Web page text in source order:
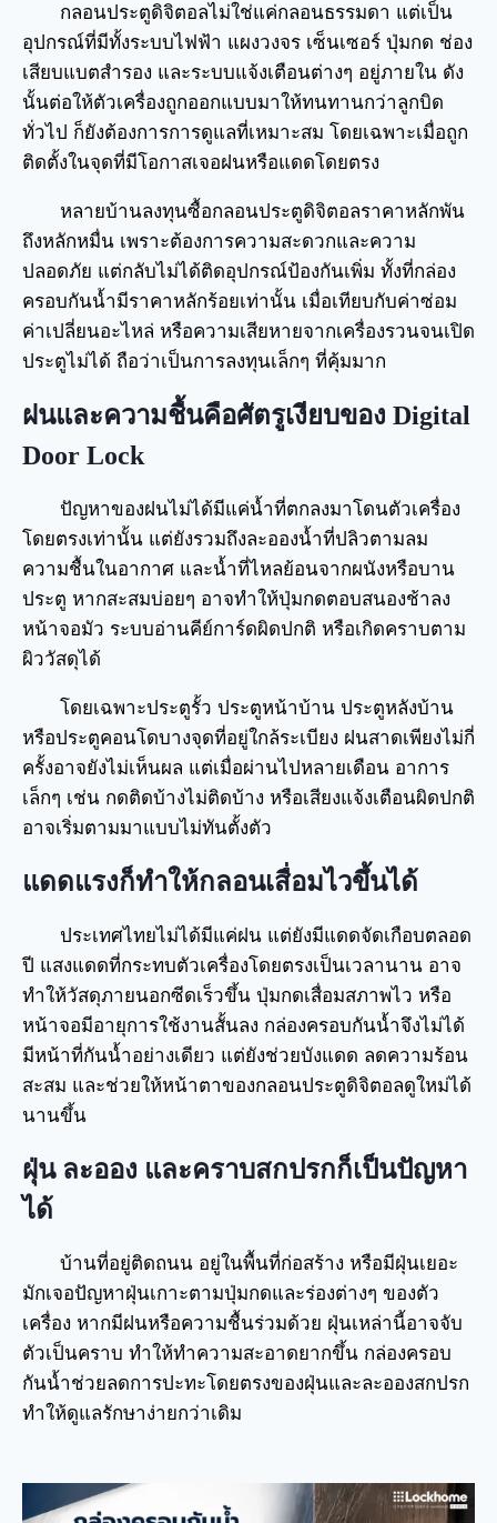
กลอนประตูดิจิตอลไม่ใช่แค่กลอนธรรมดา แต่เป็น
อุปกรณ์ที่มีทั้งระบบไฟฟ้า แผงวงจร เซ็นเซอร์ ปุ่มกด ช่อง
เสียบแบตสำรอง และระบบแจ้งเตือนต่างๆ อยู่ภายใน ดัง
นั้นต่อให้ตัวเครื่องถูกออกแบบมาให้ทนทานกว่าลูกบิด
ทั่วไป ก็ยังต้องการการดูแลที่เหมาะสม โดยเฉพาะเมื่อถูก
ติดตั้งในจุดที่มีโอกาสเจอฝนหรือแดดโดยตรง
หลายบ้านลงทุนซื้อกลอนประตูดิจิตอลราคาหลักพัน
ถึงหลักหมื่น เพราะต้องการความสะดวกและความ
ปลอดภัย แต่กลับไม่ได้ติดอุปกรณ์ป้องกันเพิ่ม ทั้งที่กล่อง
ครอบกันน้ำมีราคาหลักร้อยเท่านั้น เมื่อเทียบกับค่าซ่อม
ค่าเปลี่ยนอะไหล่ หรือความเสียหายจากเครื่องรวนจนเปิด
ประตูไม่ได้ ถือว่าเป็นการลงทุนเล็กๆ ที่คุ้มมาก
ฝนและความชื้นคือศัตรูเงียบของ Digital
Door Lock
ปัญหาของฝนไม่ได้มีแค่น้ำที่ตกลงมาโดนตัวเครื่อง
โดยตรงเท่านั้น แต่ยังรวมถึงละอองน้ำที่ปลิวตามลม
ความชื้นในอากาศ และน้ำที่ไหลย้อนจากผนังหรือบาน
ประตู หากสะสมบ่อยๆ อาจทำให้ปุ่มกดตอบสนองช้าลง
หน้าจอมัว ระบบอ่านคีย์การ์ดผิดปกติ หรือเกิดคราบตาม
ผิววัสดุได้
โดยเฉพาะประตูรั้ว ประตูหน้าบ้าน ประตูหลังบ้าน
หรือประตูคอนโดบางจุดที่อยู่ใกล้ระเบียง ฝนสาดเพียงไม่กี่
ครั้งอาจยังไม่เห็นผล แต่เมื่อผ่านไปหลายเดือน อาการ
เล็กๆ เช่น กดติดบ้างไม่ติดบ้าง หรือเสียงแจ้งเตือนผิดปกติ
อาจเริ่มตามมาแบบไม่ทันตั้งตัว
แดดแรงก็ทำให้กลอนเสื่อมไวขึ้นได้
ประเทศไทยไม่ได้มีแค่ฝน แต่ยังมีแดดจัดเกือบตลอด
ปี แสงแดดที่กระทบตัวเครื่องโดยตรงเป็นเวลานาน อาจ
ทำให้วัสดุภายนอกซีดเร็วขึ้น ปุ่มกดเสื่อมสภาพไว หรือ
หน้าจอมีอายุการใช้งานสั้นลง กล่องครอบกันน้ำจึงไม่ได้
มีหน้าที่กันน้ำอย่างเดียว แต่ยังช่วยบังแดด ลดความร้อน
สะสม และช่วยให้หน้าตาของกลอนประตูดิจิตอลดูใหม่ได้
นานขึ้น
ฝุ่น ละออง และคราบสกปรกก็เป็นปัญหา
ได้
บ้านที่อยู่ติดถนน อยู่ในพื้นที่ก่อสร้าง หรือมีฝุ่นเยอะ
มักเจอปัญหาฝุ่นเกาะตามปุ่มกดและร่องต่างๆ ของตัว
เครื่อง หากมีฝนหรือความชื้นร่วมด้วย ฝุ่นเหล่านี้อาจจับ
ตัวเป็นคราบ ทำให้ทำความสะอาดยากขึ้น กล่องครอบ
กันน้ำช่วยลดการปะทะโดยตรงของฝุ่นและละอองสกปรก
ทำให้ดูแลรักษาง่ายกว่าเดิม